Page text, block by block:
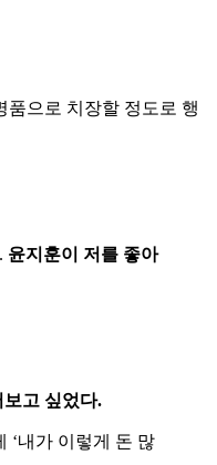
품으로 치장할 정도로 행
윤지훈이 저를 좋아
고 싶었다.
‘내가 이렇게 돈 많